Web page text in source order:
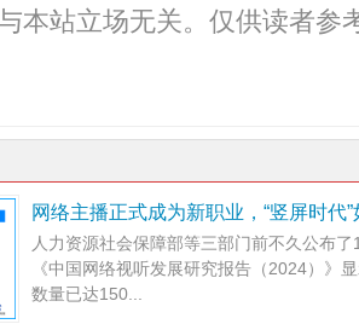
本站立场无关。仅供读者参
网络主播正式成为新职业，“竖屏时代
人力资源社会保障部等三部门前不久公布
《中国网络视听发展研究报告（2024）》
数量已达150...